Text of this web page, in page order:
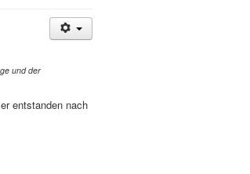
und der
entstanden nach